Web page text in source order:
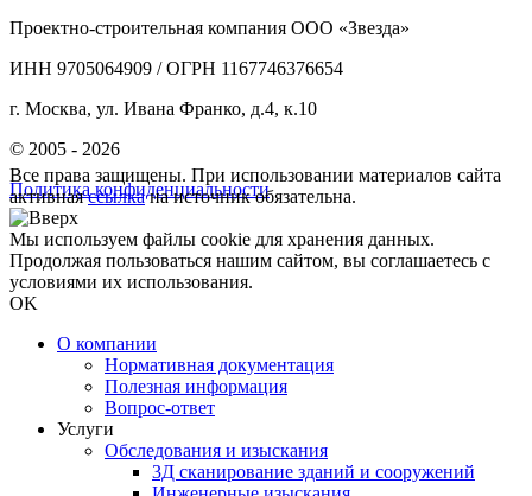
Проектно-строительная компания ООО «Звезда»
ИНН 9705064909 / ОГРН 1167746376654
г. Москва, ул. Ивана Франко, д.4, к.10
© 2005 - 2026
Политика конфиденциальности
Все права защищены. При использовании материалов сайта
активнаяссылкана источник обязательна.
Мы используем файлы cookie для хранения данных.
Продолжая пользоваться нашим сайтом, вы соглашаетесь с
условиями их использования.
OK
О компании
Нормативная документация
Полезная информация
Вопрос-ответ
Услуги
Обследования и изыскания
3Д сканирование зданий и сооружений